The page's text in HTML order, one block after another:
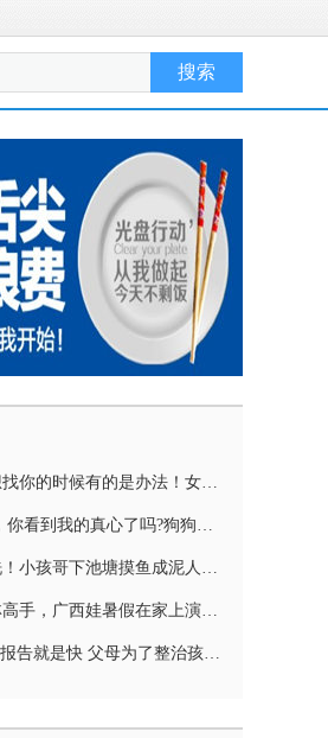
吵架将男友拉黑，结果男友给家里狗打电话了！汪：吵死了，一会就去把号码注销
狗雨中等好朋狗不愿离去，网友:确实搞笑，黄黄都有男朋友，你却没有
摸鱼成泥人！网友：这才是童年该有的样子，好怀念
暑假在家上演武侠片，80后90后:以前我们也这样玩
为了整治孩子少吃零食想尽了办法 网友：“又有”笑死我了